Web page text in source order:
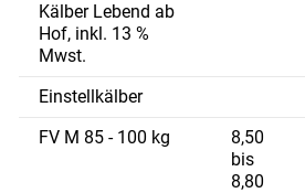
Kälber Lebend ab
Hof, inkl. 13 %
Mwst.
Einstellkälber
FV M 85 - 100 kg
8,50
bis
8,80